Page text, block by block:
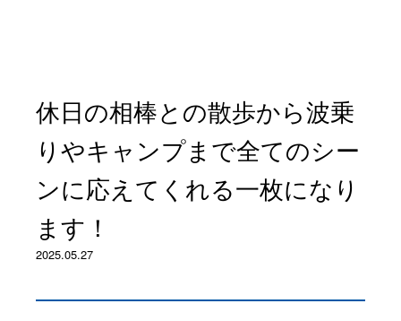
休日の相棒との散歩から波乗
りやキャンプまで全てのシー
ンに応えてくれる一枚になり
ます！
2025.05.27